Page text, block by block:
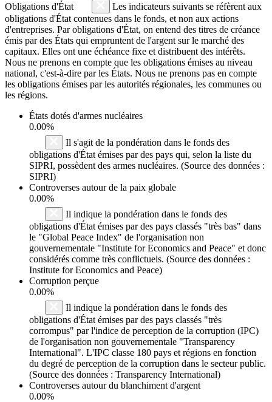
Obligations d'État
Les indicateurs suivants se réfèrent aux
obligations d'État contenues dans le fonds, et non aux actions
d'entreprises. Par obligations d'État, on entend des titres de créance
émis par des États qui empruntent de l'argent sur le marché des
capitaux. Elles ont une échéance fixe et distribuent des intérêts.
Nous ne prenons en compte que les obligations émises au niveau
national, c'est-à-dire par les États. Nous ne prenons pas en compte
les obligations émises par les autorités régionales, les communes ou
les régions.
États dotés d'armes nucléaires
0.00%
Il s'agit de la pondération dans le fonds des
obligations d'État émises par des pays qui, selon la liste du
SIPRI, possèdent des armes nucléaires. (Source des données :
SIPRI)
Controverses autour de la paix globale
0.00%
Il indique la pondération dans le fonds des
obligations d'État émises par des pays classés "très bas" dans
le "Global Peace Index" de l'organisation non
gouvernementale "Institute for Economics and Peace" et donc
considérés comme très conflictuels. (Source des données :
Institute for Economics and Peace)
Corruption perçue
0.00%
Il indique la pondération dans le fonds des
obligations d'État émises par des pays classés "très
corrompus" par l'indice de perception de la corruption (IPC)
de l'organisation non gouvernementale "Transparency
International". L'IPC classe 180 pays et régions en fonction
du degré de perception de la corruption dans le secteur public.
(Source des données : Transparency International)
Controverses autour du blanchiment d'argent
0.00%